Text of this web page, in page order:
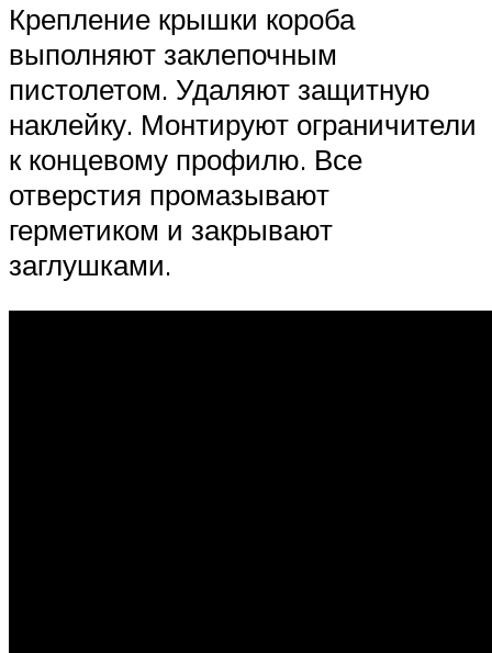
Крепление крышки короба
выполняют заклепочным
пистолетом. Удаляют защитную
наклейку. Монтируют ограничители
к концевому профилю. Все
отверстия промазывают
герметиком и закрывают
заглушками.